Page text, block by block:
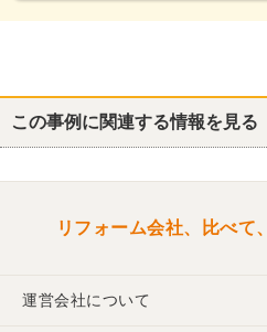
他の箇所を見る
キッチン・台所 浴室・ユニットバス トイレ
この事例に関連する情報を見る
リフォーム会社、比べて
運営会社について